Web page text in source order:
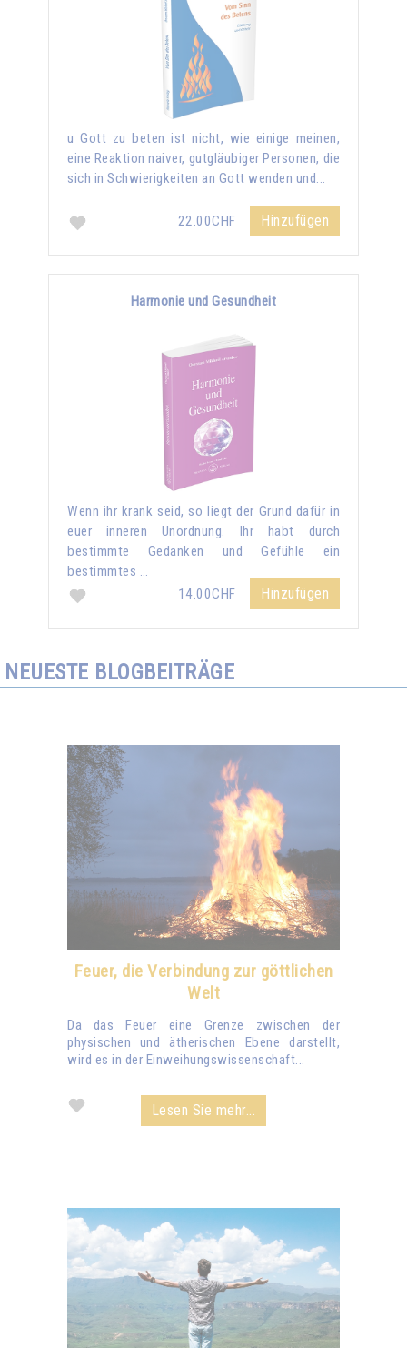
u Gott zu beten ist nicht, wie einige meinen,
eine Reaktion naiver, gutgläubiger Personen, die
sich in Schwierigkeiten an Gott wenden und...
22.00CHF Hinzufügen
Harmonie und Gesundheit
Wenn ihr krank seid, so liegt der Grund dafür in
euer inneren Unordnung. Ihr habt durch
bestimmte Gedanken und Gefühle ein
bestimmtes …
14.00CHF
Hinzufügen
NEUESTE BLOGBEITRÄGE
Feuer, die Verbindung zur göttlichen
Welt
Da das Feuer eine Grenze zwischen der
physischen und ätherischen Ebene darstellt,
wird es in der Einweihungswissenschaft...
Lesen Sie mehr...